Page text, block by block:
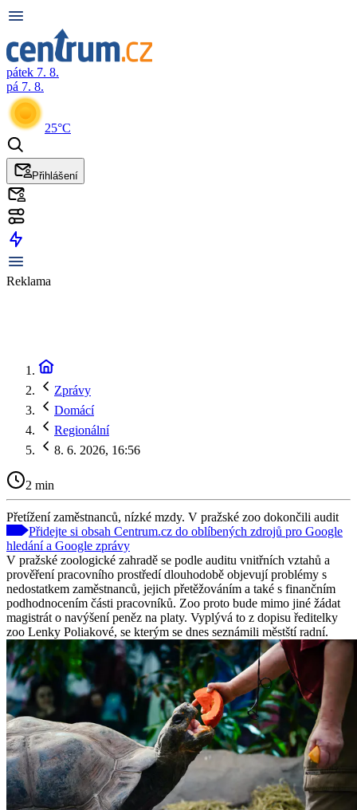
pátek 7. 8.
pá 7. 8.
25°C
Přihlášení
Reklama
Zprávy
Domácí
Regionální
8. 6. 2026, 16:56
2 min
Přetížení zaměstnanců, nízké mzdy. V pražské zoo dokončili audit
Přidejte si obsah Centrum.cz do oblíbených zdrojů pro Google
hledání a Google zprávy
V pražské zoologické zahradě se podle auditu vnitřních vztahů a
prověření pracovního prostředí dlouhodobě objevují problémy s
nedostatkem zaměstnanců, jejich přetěžováním a také s finančním
podhodnocením části pracovníků. Zoo proto bude mimo jiné žádat
magistrát o navýšení peněz na platy. Vyplývá to z dopisu ředitelky
zoo Lenky Poliakové, se kterým se dnes seznámili městští radní.